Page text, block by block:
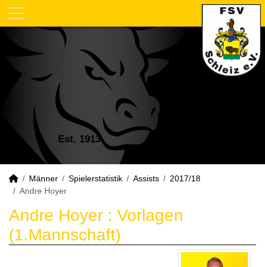
Est. 1913
Männer Spielerstatistik Assists
2017/18
Andre Hoyer
Andre Hoyer : Vorlagen
(1.Mannschaft)